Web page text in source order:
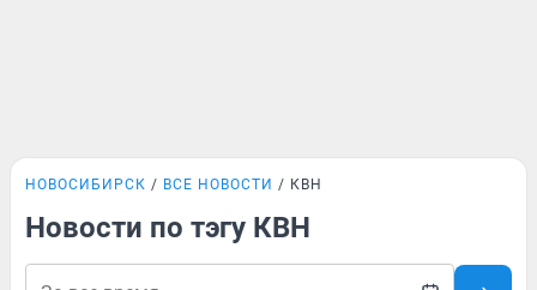
НОВОСИБИРСК ВСЕ НОВОСТИ КВН
Новости по тэгу КВН